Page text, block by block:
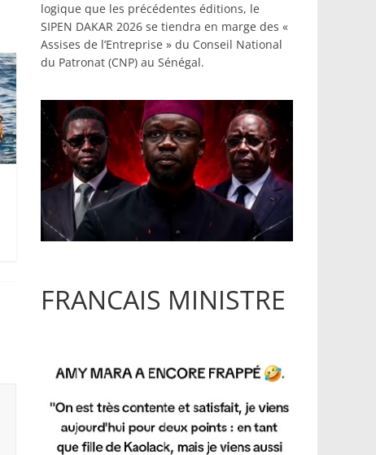
logique que les précédentes éditions, le
SIPEN DAKAR 2026 se tiendra en marge des «
Assises de l’Entreprise » du Conseil National
du Patronat (CNP) au Sénégal.
FRANCAIS MINISTRE